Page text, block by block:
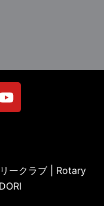
ークラブ | Rotary